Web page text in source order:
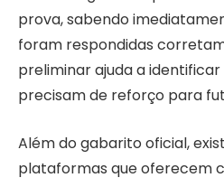
prova, sabendo
foram respondidas
preliminar ajuda a
precisam de reforço para
Além do gabarito oficial,
plataformas que oferecem